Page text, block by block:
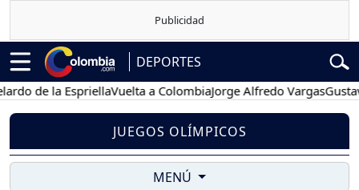
DEPORTES
la EspriellaVuelta a ColombiaJorge Alfredo VargasGustavo
JUEGOS OLÍMPICOS
MENÚ